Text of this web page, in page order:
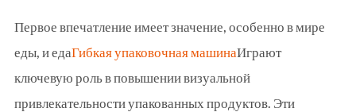
Первое впечатление имеет значение, особенно в мире
еды, и едаГибкая упаковочная машинаИграют
ключевую роль в повышении визуальной
привлекательности упакованных продуктов. Эти